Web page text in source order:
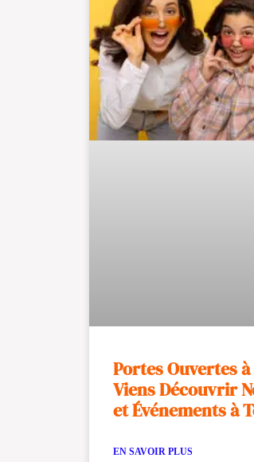
Portes Ouvertes
Viens Découvrir
et Événements à
EN SAVOIR PLUS